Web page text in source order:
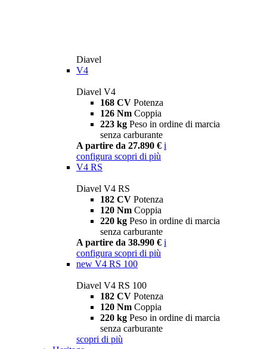
Diavel
V4
Diavel V4
168 CV Potenza
126 Nm Coppia
223 kg Peso in ordine di marcia
senza carburante
A partire da 27.890 € i
configura scopri di più
V4 RS
Diavel V4 RS
182 CV Potenza
120 Nm Coppia
220 kg Peso in ordine di marcia
senza carburante
A partire da 38.990 € i
configura scopri di più
new V4 RS 100
Diavel V4 RS 100
182 CV Potenza
120 Nm Coppia
220 kg Peso in ordine di marcia
senza carburante
scopri di più